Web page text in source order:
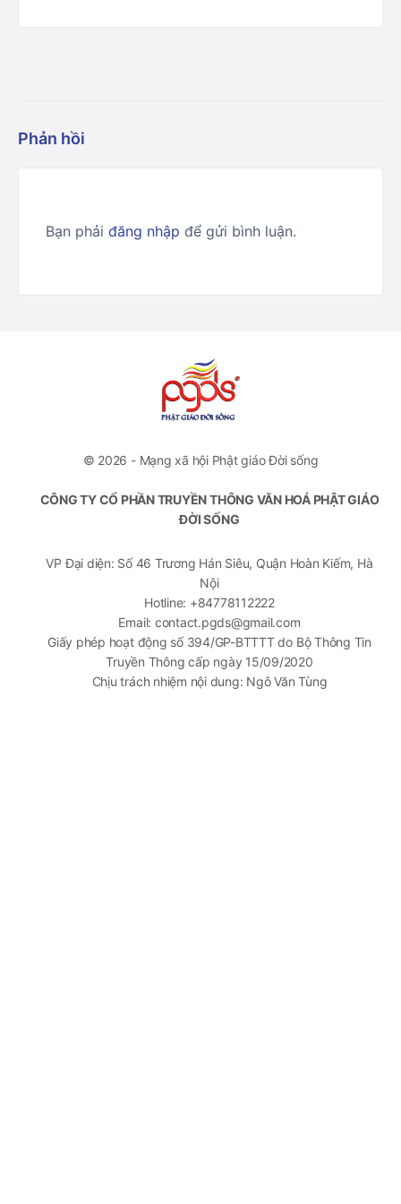
Phản hồi
Bạn phải đăng nhập để gửi bình luận.
© 2026 - Mạng xã hội Phật giáo Đời sống
CÔNG TY CỔ PHẦN TRUYỀN THÔNG VĂN HOÁ PHẬT GIÁO
ĐỜI SỐNG
VP Đại diện: Số 46 Trương Hán Siêu, Quận Hoàn Kiếm, Hà
Nội
Hotline: +84778112222
Email: contact.pgds@gmail.com
Giấy phép hoạt động số 394/GP-BTTTT do Bộ Thông Tin
Truyền Thông cấp ngày 15/09/2020
Chịu trách nhiệm nội dung: Ngô Văn Tùng